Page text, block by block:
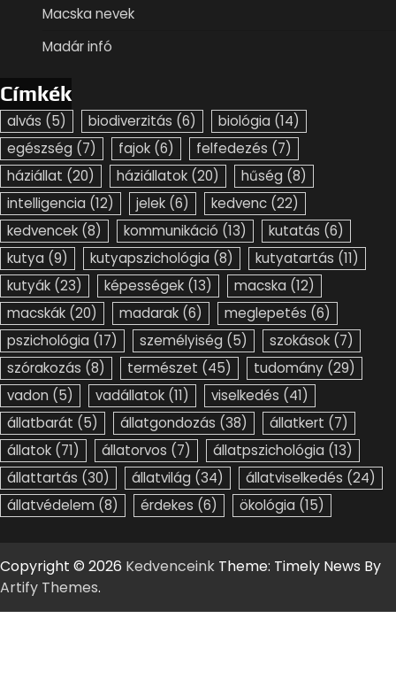
Macska nevek
Madár infó
Címkék
alvás (5) biodiverzitás (6) biológia (14)
egészség (7) fajok (6) felfedezés (7)
háziállat (20) háziállatok (20) hűség (8)
intelligencia (12) jelek (6) kedvenc (22)
kedvencek (8) kommunikáció (13) kutatás (6)
kutya (9) kutyapszichológia (8) kutyatartás (11)
kutyák (23) képességek (13) macska (12)
macskák (20) madarak (6) meglepetés (6)
pszichológia (17) személyiség (5) szokások (7)
szórakozás (8) természet (45) tudomány (29)
vadon (5) vadállatok (11) viselkedés (41)
állatbarát (5) állatgondozás (38) állatkert (7)
állatok (71) állatorvos (7) állatpszichológia (13)
állattartás (30) állatvilág (34) állatviselkedés (24)
állatvédelem (8) érdekes (6) ökológia (15)
Copyright © 2026 Kedvenceink Theme: Timely News By
Artify Themes.